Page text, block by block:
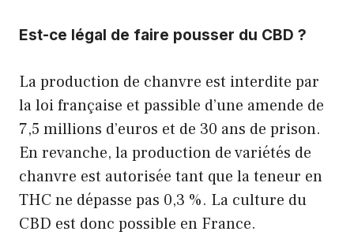
Est-ce légal de faire pousser du CBD ?
La production de chanvre est interdite par
la loi française et passible d’une amende de
7,5 millions d’euros et de 30 ans de prison.
En revanche, la production de variétés de
chanvre est autorisée tant que la teneur en
THC ne dépasse pas 0,3 %. La culture du
CBD est donc possible en France.